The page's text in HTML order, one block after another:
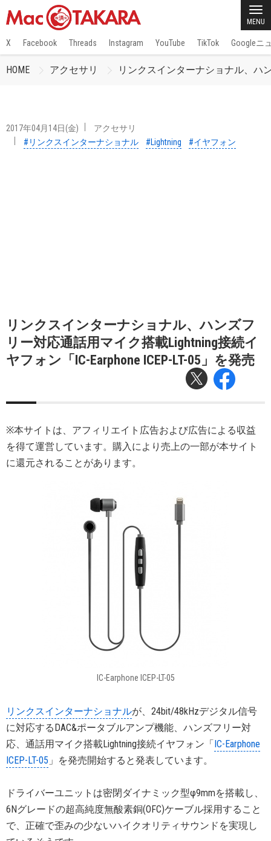
MENU
X Facebook Threads Instagram YouTube TikTok Googleニ
HOME アクセサリ リンクスインターナショナル、ハ
2017年04月14日(金)
アクセサリ
#リンクスインターナショナル
#Lightning #イヤフォン
リンクスインターナショナル、ハンズフ
リー対応通話用マイク搭載Lightning接続イ
ヤフォン「IC-Earphone ICEP-LT-05」を発売
※本サイトは、アフィリエイト広告および広告による収益
を得て運営しています。購入により売上の一部が本サイト
に還元されることがあります。
IC-Earphone ICEP-LT-05
リンクスインターナショナルが、24bit/48kHzデジタル信号
に対応するDAC&ポータブルアンプ機能、ハンズフリー対
応、通話用マイク搭載Lightning接続イヤフォン「IC-Earphone
ICEP-LT-05 」を発売開始すると発表しています。
ドライバーユニットは密閉ダイナミック型φ9mmを搭載し、
6Nグレードの超高純度無酸素銅(OFC)ケーブル採用すること
で、正確で歪みの少ないハイクオリティサウンドを実現し